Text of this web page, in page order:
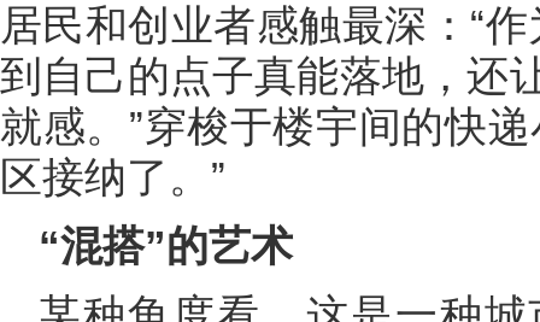
居民和创业者感触最深：“
到自己的点子真能落地，还
就感。”穿梭于楼宇间的快
区接纳了。”
“混搭”的艺术